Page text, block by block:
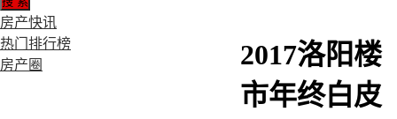
房产快讯
热门排行榜
房产圈
2017洛阳楼
市年终白皮